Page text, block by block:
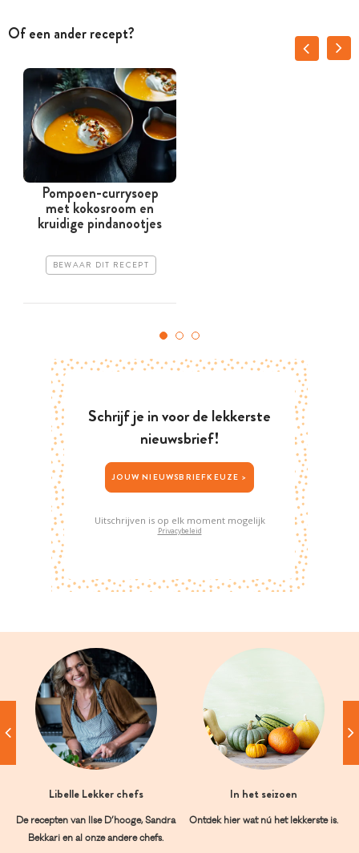
Of een ander recept?
Pompoen-currysoep
met kokosroom en
kruidige pindanootjes
BEWAAR DIT RECEPT
Schrijf je in voor de lekkerste
nieuwsbrief!
JOUW NIEUWSBRIEFKEUZE >
Uitschrijven is op elk moment mogelijk
Privacybeleid
Libelle Lekker chefs
De recepten van Ilse D’hooge, Sandra
Bekkari en al onze andere chefs.
In het seizoen
Ontdek hier wat nú het lekkerste is.